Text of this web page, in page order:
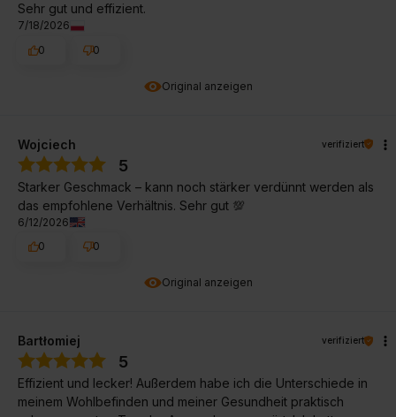
Original anzeigen
Sehr gut und effizient.
7/18/2026
0
0
Original anzeigen
Wojciech verifiziert
5
Starker Geschmack – kann noch stärker verdünnt werden als
das empfohlene Verhältnis. Sehr gut 💯
6/12/2026
0
0
Bartłomiej verifiziert
5
Effizient und lecker! Außerdem habe ich die Unterschiede in
meinem Wohlbefinden und meiner Gesundheit praktisch